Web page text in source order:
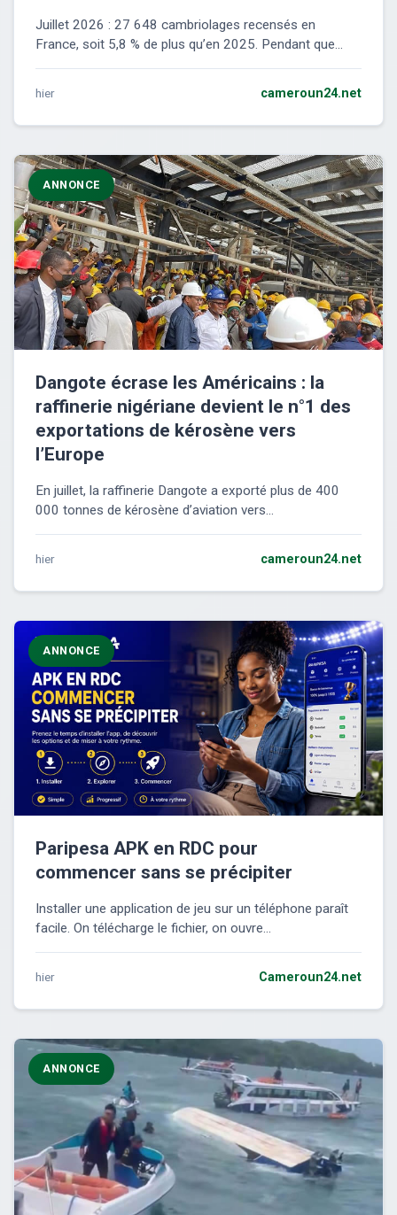
Juillet 2026 : 27 648 cambriolages recensés en
France, soit 5,8 % de plus qu’en 2025. Pendant que...
hier cameroun24.net
ANNONCE
Dangote écrase les Américains : la
raffinerie nigériane devient le n°1 des
exportations de kérosène vers
l’Europe
En juillet, la raffinerie Dangote a exporté plus de 400
000 tonnes de kérosène d’aviation vers...
hier cameroun24.net
ANNONCE
Paripesa APK en RDC pour
commencer sans se précipiter
Installer une application de jeu sur un téléphone paraît
facile. On télécharge le fichier, on ouvre...
hier Cameroun24.net
ANNONCE